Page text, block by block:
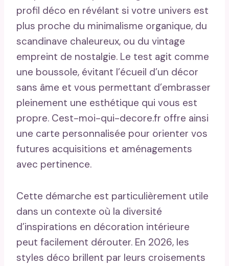
profil déco en révélant si votre univers est
plus proche du minimalisme organique, du
scandinave chaleureux, ou du vintage
empreint de nostalgie. Le test agit comme
une boussole, évitant l’écueil d’un décor
sans âme et vous permettant d’embrasser
pleinement une esthétique qui vous est
propre. Cest-moi-qui-decore.fr offre ainsi
une carte personnalisée pour orienter vos
futures acquisitions et aménagements
avec pertinence.
Cette démarche est particulièrement utile
dans un contexte où la diversité
d’inspirations en décoration intérieure
peut facilement dérouter. En 2026, les
styles déco brillent par leurs croisements